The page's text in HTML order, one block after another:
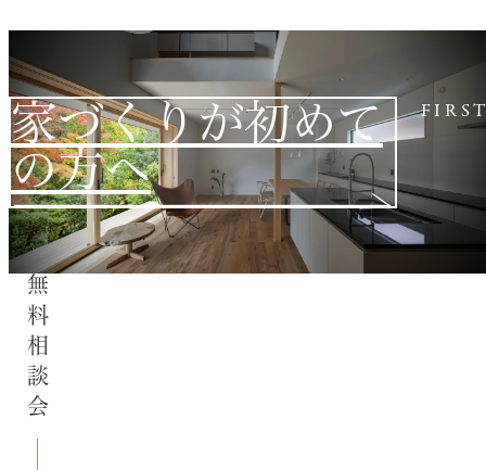
家づくりが初めて
の方へ
無料相談会